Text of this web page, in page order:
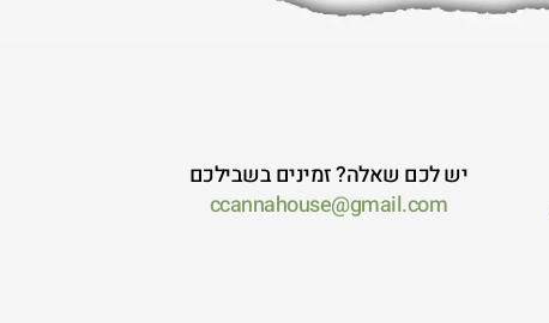
יש לכם שאלה? זמינים בשבילכם
ccannahouse@gmail.com